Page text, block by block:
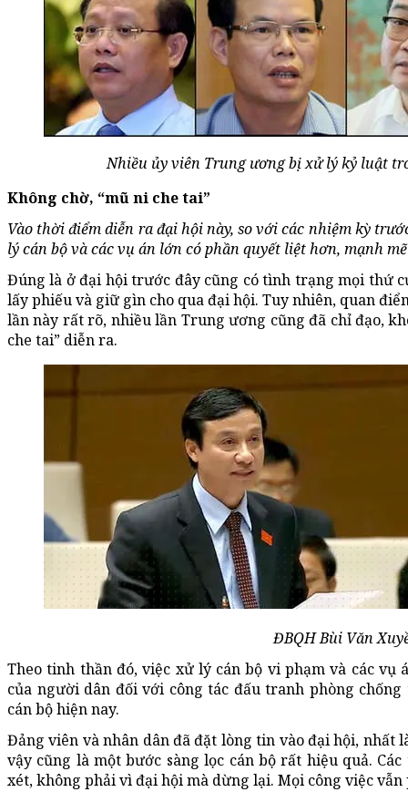
Nhiều ủy viên Trung ương bị xử lý kỷ luật
Không chờ, “mũ ni che tai”
Vào thời điểm diễn ra đại hội này, so với các nhiệm kỳ
lý cán bộ và các vụ án lớn có phần quyết liệt hơn, mạnh
Đúng là ở đại hội trước đây cũng có tình trạng mọi thứ
lấy phiếu và giữ gìn cho qua đại hội. Tuy nhiên, quan
lần này rất rõ, nhiều lần Trung ương cũng đã chỉ đạo,
che tai” diễn ra.
ĐBQH Bùi Văn
Theo tinh thần đó, việc xử lý cán bộ vi phạm và các
của người dân đối với công tác đấu tranh phòng
cán bộ hiện nay.
Đảng viên và nhân dân đã đặt lòng tin vào đại hội, nhất
vậy cũng là một bước sàng lọc cán bộ rất hiệu quả.
xét, không phải vì đại hội mà dừng lại. Mọi công việc